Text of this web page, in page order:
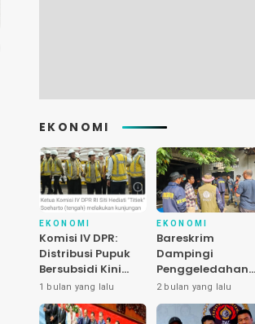
EKONOMI
EKONOMI
Komisi IV DPR:
Distribusi Pupuk
Bersubsidi Kini
Lebih Cepat, 145
Aturan Dipangkas
1 bulan yang lalu
EKONOMI
Bareskrim
Dampingi
Penggeledahan
Kasus Satwa
Dilindungi di
Bekasi
2 bulan yang lalu